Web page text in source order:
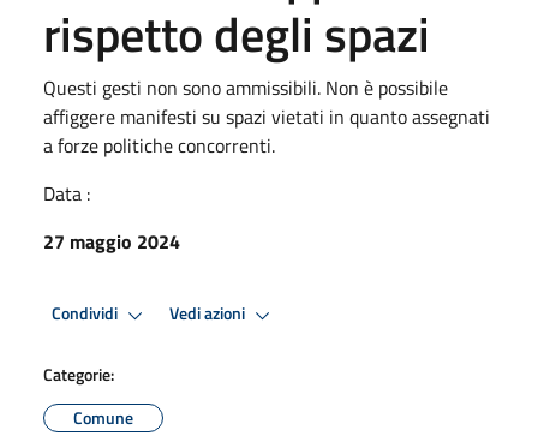
rispetto degli spazi
Questi gesti non sono ammissibili. Non è possibile
affiggere manifesti su spazi vietati in quanto assegnati
a forze politiche concorrenti.
Data :
27 maggio 2024
Condividi Vedi azioni
Categorie:
Comune